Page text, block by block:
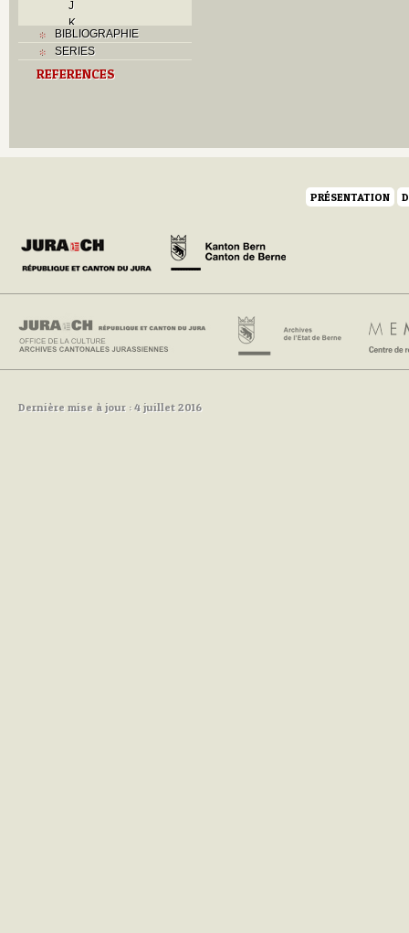
J
K
L
M
N
S
Y
Z
BIBLIOGRAPHIE
SERIES
REFERENCES
PRÉSENTATION
Dernière mise à jour : 4 juillet 2016